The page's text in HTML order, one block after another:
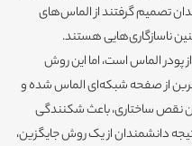
تصمیم گرفتند از الماس‌های
ناسازگاری‌هایی هستند.
پودر الماس است، اما این روش
از صفحه شبکه‌ای الماس شده و
نقص ساختاری، باعث شکنندگی
دانشمندان از یک روش جایگزین،